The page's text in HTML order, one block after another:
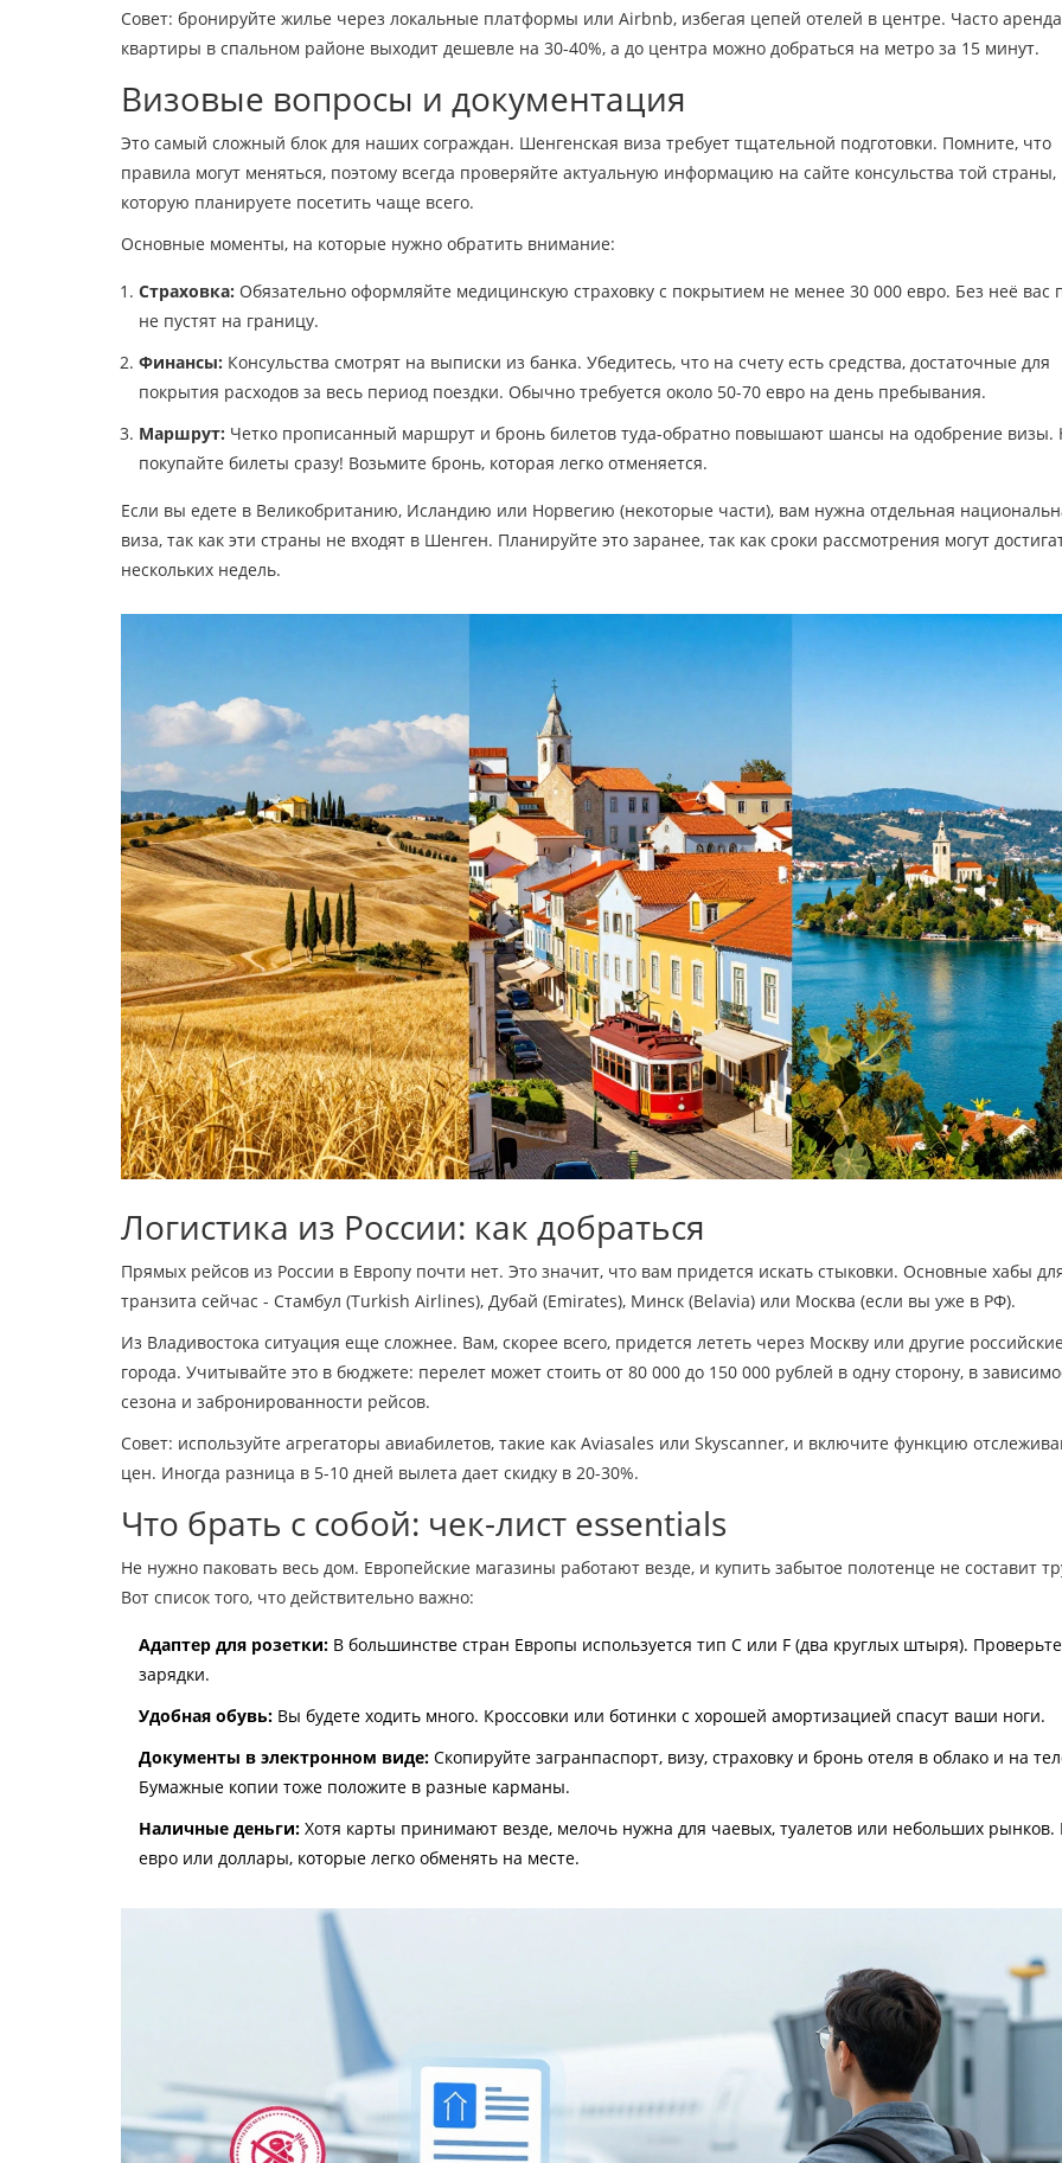
Совет: бронируйте жилье через локальные платформы или Airbnb, избегая цепей отелей в центре. Часто аренда
квартиры в спальном районе выходит дешевле на 30-40%, а до центра можно добраться на метро за 15 минут.
Визовые вопросы и документация
Это самый сложный блок для наших сограждан. Шенгенская виза требует тщательной подготовки. Помните, что
правила могут меняться, поэтому всегда проверяйте актуальную информацию на сайте консульства той страны,
которую планируете посетить чаще всего.
Основные моменты, на которые нужно обратить внимание:
Страховка: Обязательно оформляйте медицинскую страховку с покрытием не менее 30 000 евро. Без неё вас
не пустят на границу.
Финансы: Консульства смотрят на выписки из банка. Убедитесь, что на счету есть средства, достаточные для
покрытия расходов за весь период поездки. Обычно требуется около 50-70 евро на день пребывания.
Маршрут: Четко прописанный маршрут и бронь билетов туда-обратно повышают шансы на одобрение визы.
покупайте билеты сразу! Возьмите бронь, которая легко отменяется.
Если вы едете в Великобританию, Исландию или Норвегию (некоторые части), вам нужна отдельная
виза, так как эти страны не входят в Шенген. Планируйте это заранее, так как сроки рассмотрения могут
нескольких недель.
Логистика из России: как добраться
Прямых рейсов из России в Европу почти нет. Это значит, что вам придется искать стыковки. Основные хабы
транзита сейчас - Стамбул (Turkish Airlines), Дубай (Emirates), Минск (Belavia) или Москва (если вы уже в РФ).
Из Владивостока ситуация еще сложнее. Вам, скорее всего, придется лететь через Москву или другие российские
города. Учитывайте это в бюджете: перелет может стоить от 80 000 до 150 000 рублей в одну сторону, в
сезона и забронированности рейсов.
Совет: используйте агрегаторы авиабилетов, такие как Aviasales или Skyscanner, и включите функцию
цен. Иногда разница в 5-10 дней вылета дает скидку в 20-30%.
Что брать с собой: чек-лист essentials
Не нужно паковать весь дом. Европейские магазины работают везде, и купить забытое полотенце не составит
Вот список того, что действительно важно:
Адаптер для розетки: В большинстве стран Европы используется тип C или F (два круглых штыря).
зарядки.
Удобная обувь: Вы будете ходить много. Кроссовки или ботинки с хорошей амортизацией спасут ваши ноги.
Документы в электронном виде: Скопируйте загранпаспорт, визу, страховку и бронь отеля в облако и на
Бумажные копии тоже положите в разные карманы.
Наличные деньги: Хотя карты принимают везде, мелочь нужна для чаевых, туалетов или небольших рынков.
евро или доллары, которые легко обменять на месте.